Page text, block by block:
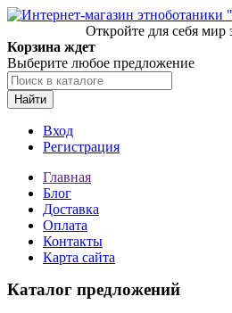
Откройте для себя мир
Корзина ждет
Выберите любое предложение
Найти
Вход
Регистрация
Главная
Блог
Доставка
Оплата
Контакты
Карта сайта
Каталог предложений